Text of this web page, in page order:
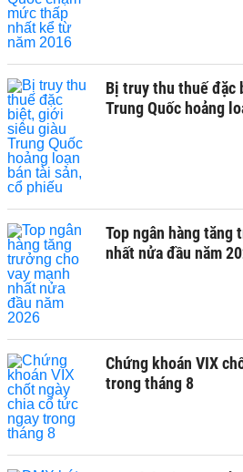
Bị truy thu thuế đặc
Trung Quốc hoảng
Top ngân hàng tăng
nhất nửa đầu năm
Chứng khoán VIX
trong tháng 8